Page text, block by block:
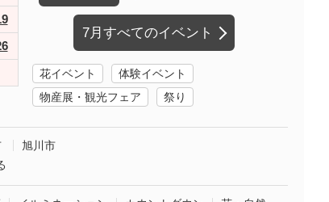
7月すべてのイベント
花イベント
体験イベント
物産展・観光フェア
祭り
旭川市